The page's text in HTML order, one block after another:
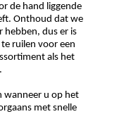
de hand liggende
Onthoud dat we
hebben, dus er is
ruilen voor een
als het
wanneer u op het
met snelle